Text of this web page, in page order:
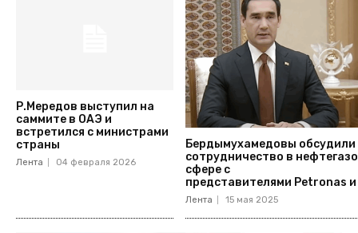
Р.Мередов выступил на
саммите в ОАЭ и
встретился с министрами
страны
Лента 04 февраля 2026
Бердымухамедовы обсудили
сотрудничество в
сфере с
представителями Petronas и
Лента 15 мая 2025